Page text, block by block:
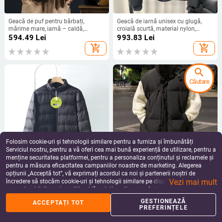
Geacă de puf pentru bărbați,
mărime mare, iarnă – caldă,
groasă, în stil modern
594.49 Lei
add_shopping_cart
Geacă de iarnă unisex cu glugă,
croială scurtă, material nylon,
umplutură puf de gâscă alb 86–
90%, volum puf 650, rezistent la
vânt și apă, respirabil
993.83 Lei
add_shopping_cart
Geacă de puf bărbați Stand-Up –
puf alb >91% conținut, corduroy
țesătură, polipropilen, lungime
extinsă, protecție ușoară la frig
598.28Lei
add_shopping_cart
Vestă din bumbac cu căptușeală
din poliester, în stil american, pentru
bărbați și femei, croială lejeră, guler
înalt, fără mâneci, îmbrăcăminte de
exterior caldă, iarna 2025
91.27Lei
add_shopping_cart
Folosim cookie-uri și tehnologii similare pentru a furniza și îmbunătăți
Serviciul nostru, pentru a vă oferi cea mai bună experiență de utilizare, pentru a
menține securitatea platformei, pentru a personaliza conținutul și reclamele și
pentru a măsura eficacitatea campaniilor noastre de marketing. Alegerea
opțiunii „Acceptă tot”, vă exprimați acordul ca noi și partenerii noștri de
încredere să stocăm cookie-uri și tehnologii similare pe dispozitivul dvs. în
scopuri publicitare și analitice. Vă puteți gestiona preferințele în orice moment
făcând clic pe „Gestionează preferințele”. Pentru mai multe informații, vă
rugăm să consultațiPolitica noastră de confidențialitate.
Vezi mai mult
ACCEPTAȚI TOT
GESTIONEAZĂ
PREFERINȚELE
search
Căutare